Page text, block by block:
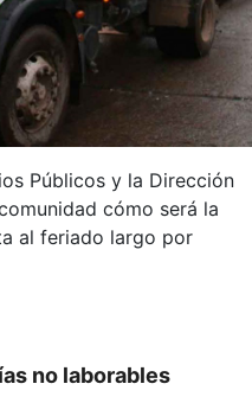
Públicos y la Dirección
cómo será la
al feriado largo por
no laborables